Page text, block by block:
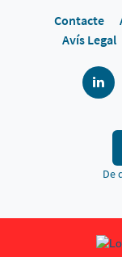
Contacte
Avís Legal
De